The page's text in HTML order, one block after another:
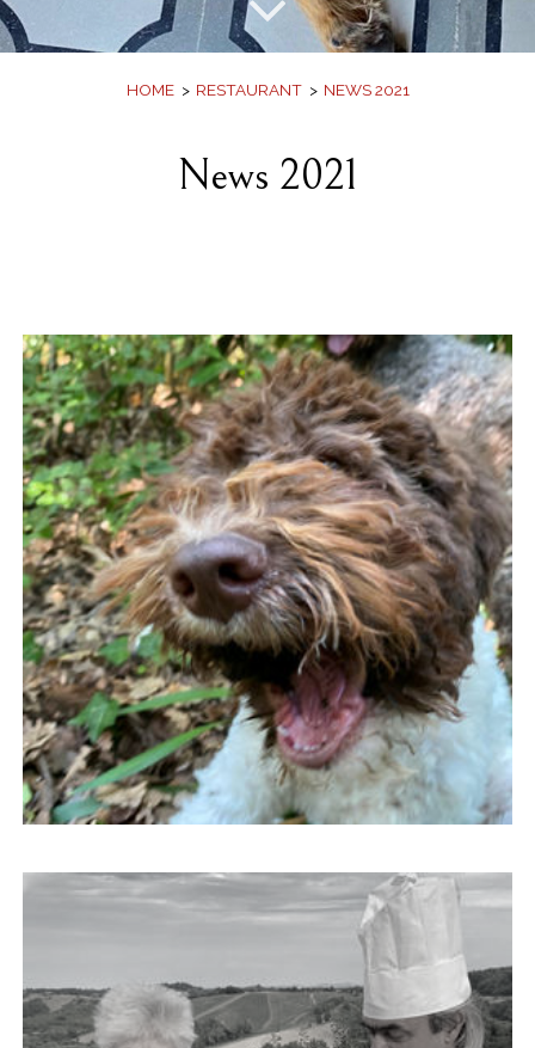
HOME RESTAURANT NEWS 2021
News 2021